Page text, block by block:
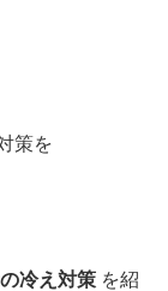
策を
冷え対策 を紹